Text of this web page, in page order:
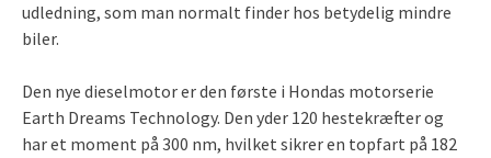
udledning, som man normalt finder hos betydelig mindre
biler.
Den nye dieselmotor er den første i Hondas motorserie
Earth Dreams Technology. Den yder 120 hestekræfter og
har et moment på 300 nm, hvilket sikrer en topfart på 182